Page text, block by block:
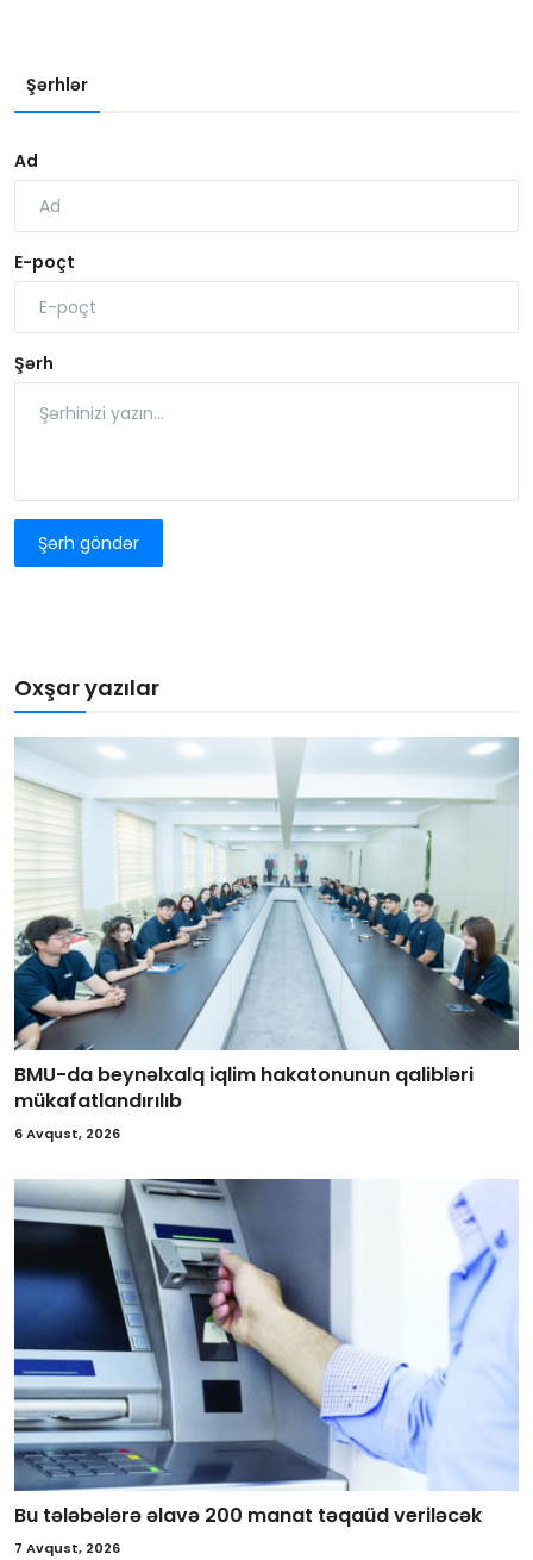
Şərhlər
Ad
E-poçt
Şərh
Şərh göndər
Oxşar yazılar
BMU-da beynəlxalq iqlim hakatonunun qalibləri
mükafatlandırılıb
6 Avqust, 2026
Bu tələbələrə əlavə 200 manat təqaüd veriləcək
7 Avqust, 2026